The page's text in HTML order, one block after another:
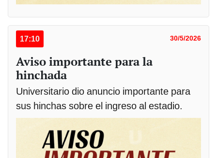
17:10 30/5/2026
Aviso importante para la
hinchada
Universitario dio anuncio importante para
sus hinchas sobre el ingreso al estadio.